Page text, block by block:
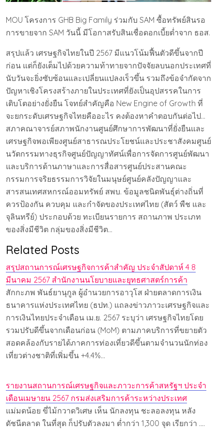
MOU โครงการ GHB Big Family ร่วมกับ SAM ซื้อทรัพย์สินรอ
การขายจาก SAM วันนี้ มีโอกาสรับสินเชื่อดอกเบี้ยต่ำจาก ธอส.
สรุปแล้ว เศรษฐกิจไทยในปี 2567 มีแนวโน้มฟื้นตัวดีขึ้นจากปี
ก่อน แต่ก็ยังเต็มไปด้วยความท้าทายจากปัจจัยลบนอกประเทศที่
นับวันจะยิ่งซับซ้อนและเปลี่ยนแปลงเร็วขึ้น รวมถึงข้อจำกัดจาก
ปัญหาเชิงโครงสร้างภายในประเทศที่ยังเป็นอุปสรรคในการ
เติบโตอย่างยั่งยืน โจทย์สำคัญคือ New Engine of Growth ที่
จะยกระดับเศรษฐกิจไทยคืออะไร คงต้องหาคำตอบกันต่อไป…
สภาคณาจารย์สภาพนักงานศูนย์ศึกษาการพัฒนาที่ยั่งยืนและ
เศรษฐกิจพอเพียงศูนย์สาธารณประโยชน์และประชาสังคมศูนย์
นวัตกรรมทางธุรกิจศูนย์ปัญญาทัศน์เพื่อการจัดการศูนย์พัฒนา
และบริการด้านภาษาและการสื่อสารศูนย์ประสานคณะ
กรรมการจริยธรรมการวิจัยในมนุษย์ศูนย์คลังปัญญาและ
สารสนเทศสหกรณ์ออมทรัพย์ สพบ. ข้อมูลชนิดพันธุ์ต่างถิ่นที่
ควรป้องกัน ควบคุม และกำจัดของประเทศไทย (สัตว์ พืช และ
จุลินทรีย์) ประกอบด้วย ทะเบียนรายการ สถานภาพ ประเภท
ของสิ่งมีชีวิต กลุ่มของสิ่งมีชีวิต…
Related Posts
สรุปสถานการณ์เศรษฐกิจการค้าสำคัญ ประจำสัปดาห์ 4 8
มีนาคม 2567 สำนักงานนโยบายและยุทธศาสตร์การค้า
สักกะภพ พันธ์ยานุกูล ผู้อำนวยการอาวุโส ฝ่ายตลาดการเงิน
ธนาคารแห่งประเทศไทย (ธปท.) แถลงข่าวภาวะเศรษฐกิจและ
การเงินไทยประจำเดือน เม.ย. 2567 ระบุว่า เศรษฐกิจไทยโดย
รวมปรับดีขึ้นจากเดือนก่อน (MoM) ตามภาคบริการที่ขยายตัว
สอดคล้องกับรายได้ภาคการท่องเที่ยวดีขึ้นตามจำนวนนักท่อง
เที่ยวต่างชาติที่เพิ่มขึ้น +4.4%…
รายงานสถานการณ์เศรษฐกิจและภาวะการค้าสหรัฐฯ ประจำ
เดือนเมษายน 2567 กรมส่งเสริมการค้าระหว่างประเทศ
แม่มดน้อย ขี่ไม้กวาดวิเศษ เห็น นักลงทุน ชะลอลงทุน หลัง
ดัชนีตลาด ในที่สุด ก็ปรับตัวลงมา ต่ำกว่า 1,300 จุด เรียกว่า ....